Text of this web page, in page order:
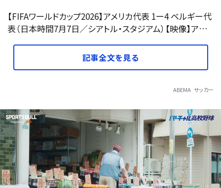
【FIFAワールドカップ2026】アメリカ代表 1ー4 ベルギー代
表（日本時間7月7日／シアトル・スタジアム）【映像】ア…
記事全文を見る
ABEMA サッカー